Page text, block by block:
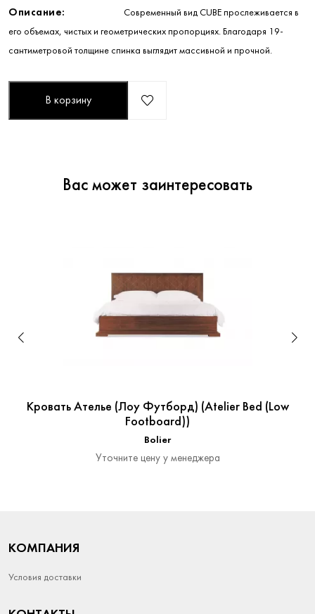
Описание: Современный вид CUBE прослеживается в
его объемах, чистых и геометрических пропорциях. Благодаря 19-
сантиметровой толщине спинка выглядит массивной и прочной.
В корзину
Вас может заинтересовать
Кровать Ателье (Лоу Футборд) (Atelier Bed (Low
Footboard))
Bolier
Уточните цену у менеджера
КОМПАНИЯ
Условия доставки